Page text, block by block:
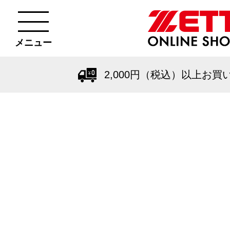
メニュー
2,000円（税込）以上お買